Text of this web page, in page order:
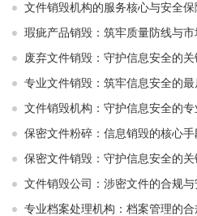
文件销毁机构的服务核心与安全保
瑕疵产品销毁：筑牢质量防线与
废弃文件销毁：守护信息安全的
专业文件销毁：筑牢信息安全的
文件销毁机构：守护信息安全的
保密文件粉碎：信息销毁的核心手
保密文件销毁：守护信息安全的
文件销毁公司：涉密文件的合规
专业档案处理机构：档案管理的